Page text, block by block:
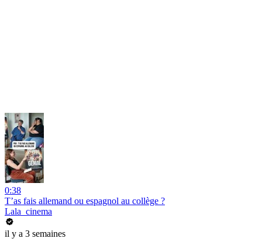
0:38
T’as fais allemand ou espagnol au collège ?
Lala_cinema
il y a 3 semaines